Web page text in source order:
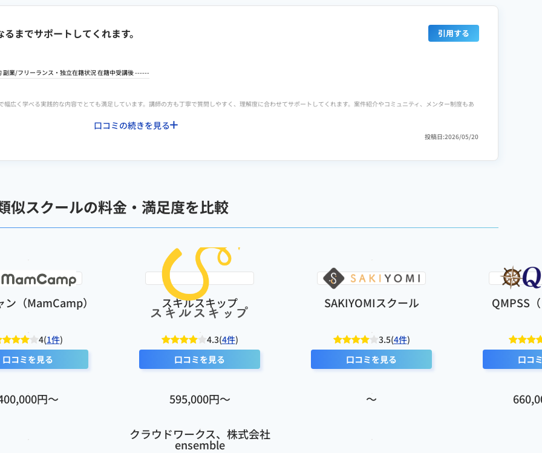
までサポートしてくれます。 引用する
副業/フリーランス・独立在籍状況 在籍中受講後------
広く学べる実践的な内容でとても満足しています。講師の方も丁寧で質問しやすく、理解度に合わせてサポートしてくれます。案件紹介やコミュニティ、メンター制度もあ
点が魅力です。講師の説明も分かりやすく、質問にも丁寧に対応してくれるため安心して学べます。コミュニティやメンター制度も整っており、学習中の不安をすぐに解消で
口コミの続きを見る
投稿日:2026/05/20
スクールの料金・満足度を比較
ン（MamCamp） スキルスキップ SAKIYOMIスクール QMPSS
4(1件)
口コミを見る
4.3(4件)
口コミを見る
3.5(4件)
口コミを見る
口コ
円〜 595,000円〜 〜
クラウドワークス、株式会社
ensemble